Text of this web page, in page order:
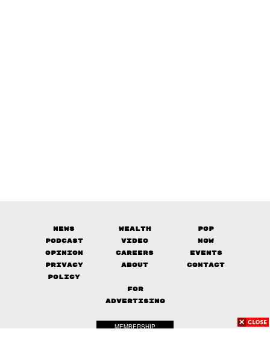
News Wealth
Pop
Podcast
Video
Now
Opinion
Careers
Events
Privacy
Policy
About Contact
FOR
ADVERTISING
MEMBERSHIP